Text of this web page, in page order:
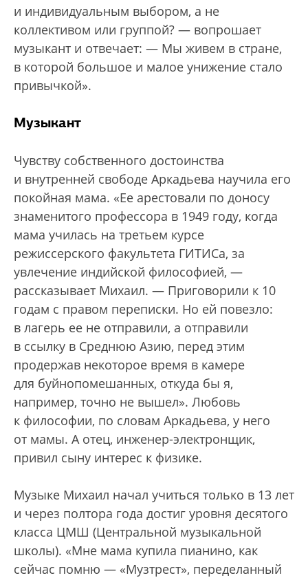
и индивидуальным выбором, а не
коллективом или группой? — вопрошает
музыкант и отвечает: — Мы живем в стране,
в которой большое и малое унижение стало
привычкой».
Музыкант
Чувству собственного достоинства
и внутренней свободе Аркадьева научила его
покойная мама. «Ее арестовали по доносу
знаменитого профессора в 1949 году, когда
мама училась на третьем курсе
режиссерского факультета ГИТИСа, за
увлечение индийской философией, —
рассказывает Михаил. — Приговорили к 10
годам с правом переписки. Но ей повезло:
в лагерь ее не отправили, а отправили
в ссылку в Среднюю Азию, перед этим
продержав некоторое время в камере
для буйнопомешанных, откуда бы я,
например, точно не вышел». Любовь
к философии, по словам Аркадьева, у него
от мамы. А отец, инженер-электронщик,
привил сыну интерес к физике.
Музыке Михаил начал учиться только в 13 лет
и через полтора года достиг уровня десятого
класса ЦМШ (Центральной музыкальной
школы). «Мне мама купила пианино, как
сейчас помню — «Музтрест», переделанный